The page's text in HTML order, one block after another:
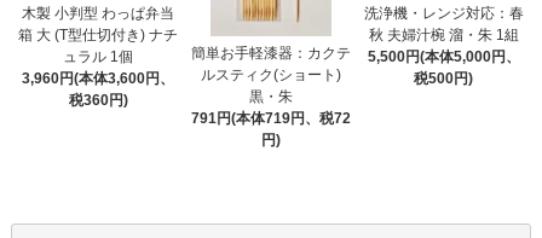
木製 小判型 わっぱ弁当
箱 大 (T型仕切付き) ナチ
ュラル 1個
3,960円(本体3,600円、
税360円)
簡単お手軽漆器：カクテ
ルスティク(ショート)
黒・朱
791円(本体719円、税72
円)
洗浄機・レンジ対応：春
秋 夫婦汁椀 溜・朱 1組
5,500円(本体5,000円、
税500円)